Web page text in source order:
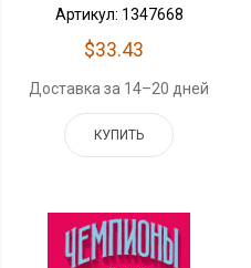
Артикул: 1347668
$33.43
Доставка за 14–20 дней
КУПИТЬ